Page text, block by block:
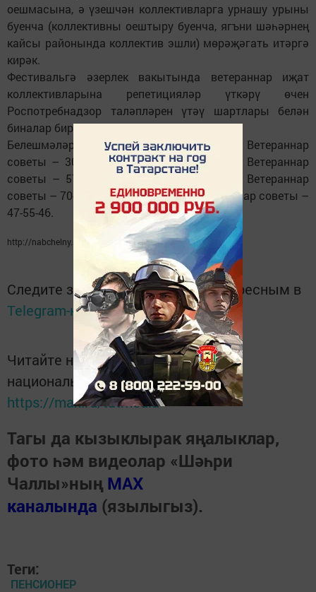
оешмасына, ә үзешчән коллективларга урнашу урыны
буенча (коллективны оештыру буенча, ягъни шәһәрнең
кайсы районында коллектив эшли) мөрәҗәгать итәргә
кирәк.
Фестивальгә әзерлек вакытында ветераннар иҗат
коллективларына репетицияләр үткәрү өчен
Роспотребнадзор таләпләрен үтәү шартлары белән
биналар биреләчәк.
Белешмәләр өчен телефоннар: шәһәр Ветераннар
советы – 30-55-96; Автозавод районының Ветераннар
советы – 57-69-50; Комсомол районының Ветераннар
советы – 70-15-07; Үзәк районның Ветераннар советы –
47-55-46.
http://nabchelny.ru/ Фото: kazanfirst.ru
Следите за самым важным и интересным в
Telegram-каналеТатмедиа
Читайте новости Татарстана в
национальном мессенджере MАХ:
https://max.ru/tatmedia
Тагы да кызыклырак яңалыклар,
фото һәм видеолар «Шәһри
Чаллы»ның MAX
каналында (язылыгыз).
Теги:
ПЕНСИОНЕР